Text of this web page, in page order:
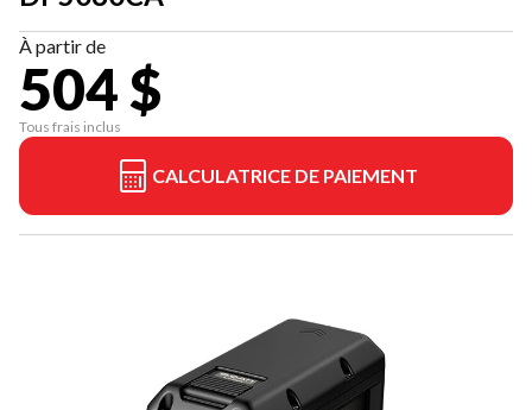
À partir de
504 $
Tous frais inclus
CALCULATRICE DE PAIEMENT